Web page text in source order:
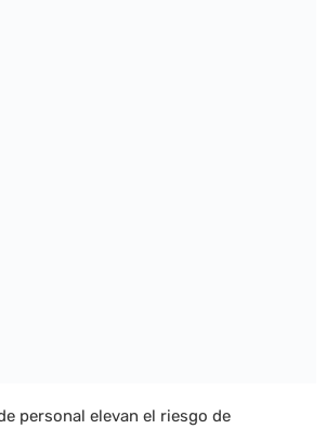
personal elevan el riesgo de